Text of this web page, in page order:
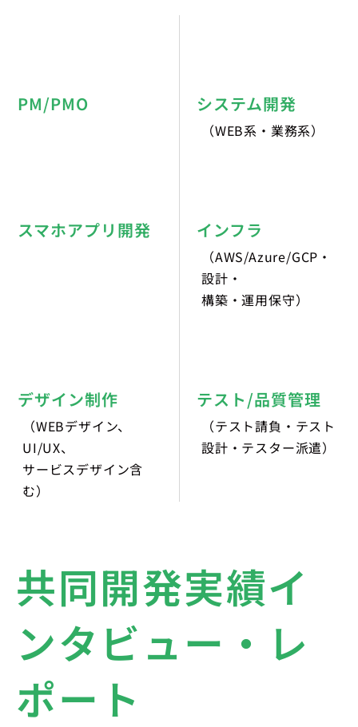
PM/PMO システム開発
（WEB系・業務系）
スマホアプリ開発 インフラ
（AWS/Azure/GCP・
設計・
構築・運用保守）
デザイン制作
（WEBデザイン、
UI/UX、
サービスデザイン含
む）
テスト/品質管理
（テスト請負・テスト
設計・テスター派遣）
共同開発実績イ
ンタビュー・レ
ポート